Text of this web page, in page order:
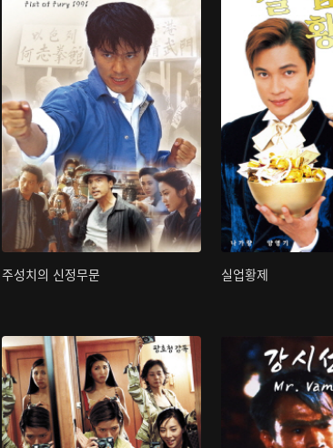
주성치의 신정무문 실업황제